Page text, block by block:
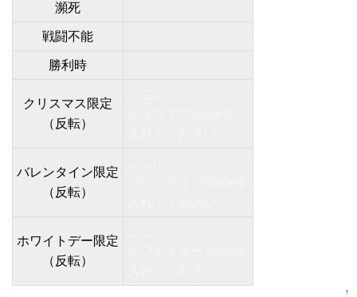
瀕死
戦闘不能
勝利時
クリスマス限定
（反転）
バレンタイン限定
（反転）
ホワイトデー限定
（反転）
↑